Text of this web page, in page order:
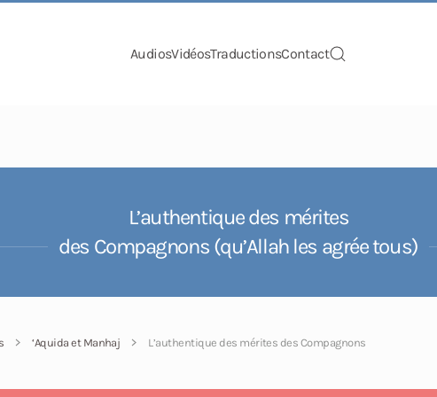
AudiosVidéosTraductionsContact
L’authentique des mérites
des Compagnons (qu’Allah les agrée tous)
‘Aquida et Manhaj L’authentique des mérites des Compagnons